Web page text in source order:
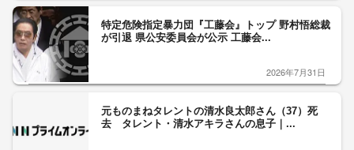
特定危険指定暴力団『工藤会』トップ 野村悟総裁
が引退 県公安委員会が公示 工藤会...
2026年7月31日
元ものまねタレントの清水良太郎さん（37）死
去 タレント・清水アキラさんの息子｜...